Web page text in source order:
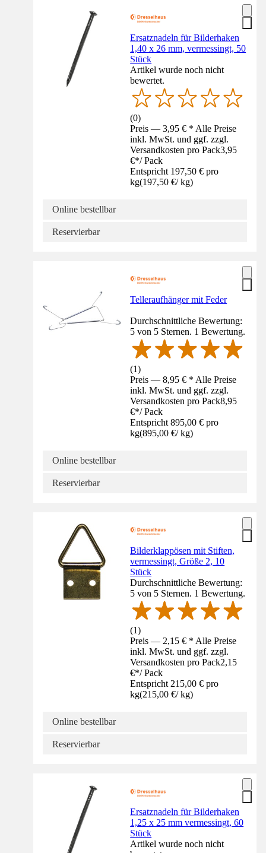
Ersatznadeln für Bilderhaken
1,40 x 26 mm, vermessingt, 50
Stück
Artikel wurde noch nicht
bewertet.
(0)
Preis — 3,95 € * Alle Preise
inkl. MwSt. und ggf. zzgl.
Versandkosten pro Pack3,95
€*/ Pack
Entspricht 197,50 € pro
kg(197,50 €/ kg)
Online bestellbar
Reservierbar
Telleraufhänger mit Feder
Durchschnittliche Bewertung:
5 von 5 Sternen. 1 Bewertung.
(1)
Preis — 8,95 € * Alle Preise
inkl. MwSt. und ggf. zzgl.
Versandkosten pro Pack8,95
€*/ Pack
Entspricht 895,00 € pro
kg(895,00 €/ kg)
Online bestellbar
Reservierbar
Bilderklappösen mit Stiften,
vermessingt, Größe 2, 10
Stück
Durchschnittliche Bewertung:
5 von 5 Sternen. 1 Bewertung.
(1)
Preis — 2,15 € * Alle Preise
inkl. MwSt. und ggf. zzgl.
Versandkosten pro Pack2,15
€*/ Pack
Entspricht 215,00 € pro
kg(215,00 €/ kg)
Online bestellbar
Reservierbar
Ersatznadeln für Bilderhaken
1,25 x 25 mm vermessingt, 60
Stück
Artikel wurde noch nicht